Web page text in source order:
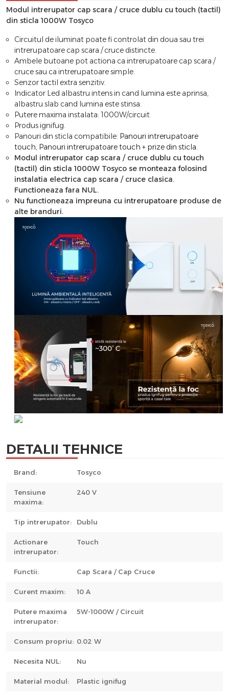
Modul intrerupator cap scara / cruce dublu cu touch (tactil)
din sticla 1000W Tosyco
Circuitul de iluminat poate fi controlat din doua sau trei
intrerupatoare cap scara / cruce distincte.
Ambele butoane pot actiona ca intrerupatoare cap scara /
cruce sau ca intrerupatoare simple.
Senzor tactil extra senzitiv.
Indicator Led albastru intens in cand lumina este aprinsa,
albastru slab cand lumina este stinsa.
Putere maxima instalata: 1000W/circuit
Produs ignifug.
Panouri din sticla compatibile: Panouri intrerupatoare
touch, Panouri intrerupatoare touch + prize din sticla.
Modul intrerupator cap scara / cruce dublu cu touch
(tactil) din sticla 1000W Tosyco se monteaza folosind
instalatia electrica cap scara / cruce clasica.
Functioneaza fara NUL.
Nu functioneaza impreuna cu intrerupatoare produse de
alte branduri.
DETALII TEHNICE
Brand: Tosyco
Tensiune
maxima:
240 V
Tip intrerupator: Dublu
Actionare
intrerupator:
Touch
Functii: Cap Scara / Cap Cruce
Curent maxim: 10 A
Putere maxima
intrerupator:
5W-1000W / Circuit
Consum propriu: 0.02 W
Necesita NUL: Nu
Material modul: Plastic ignifug